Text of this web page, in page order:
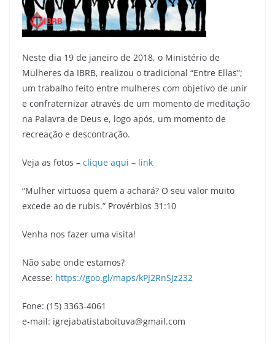
k
Neste dia 19 de janeiro de 2018, o Ministério de
Mulheres da IBRB, realizou o tradicional “Entre Ellas”;
um trabalho feito entre mulheres com objetivo de unir
e confraternizar através de um momento de meditação
na Palavra de Deus e, logo após, um momento de
recreação e descontração.
Veja as fotos – clique aqui – link
“Mulher virtuosa quem a achará? O seu valor muito
excede ao de rubis.” Provérbios 31:10
Venha nos fazer uma visita!
Não sabe onde estamos?
Acesse: https://goo.gl/maps/kPJ2RnSJz232
Fone: (15) 3363-4061
e-mail: igrejabatistaboituva@gmail.com